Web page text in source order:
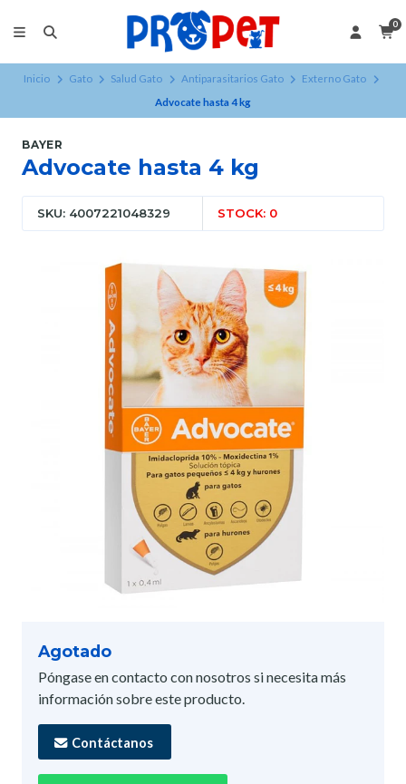
0
Inicio Gato Salud Gato Antiparasitarios Gato
Externo Gato
Advocate hasta 4 kg
BAYER
Advocate hasta 4 kg
SKU: 4007221048329 STOCK: 0
Agotado
Póngase en contacto con nosotros si necesita más
información sobre este producto.
Contáctanos